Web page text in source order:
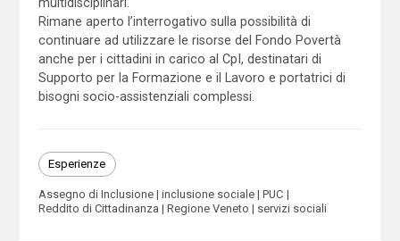
Rimane aperto l’interrogativo sulla possibilità di
continuare ad utilizzare le risorse del Fondo Povertà
anche per i cittadini in carico al CpI, destinatari di
Supporto per la Formazione e il Lavoro e portatrici di
bisogni socio-assistenziali complessi.
Esperienze
Assegno di Inclusione inclusione sociale
PUC
Reddito di Cittadinanza
Regione Veneto servizi sociali